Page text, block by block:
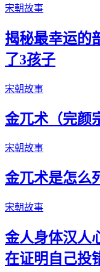
宋朝故事
揭秘最幸运的
了3孩子
宋朝故事
金兀术（完颜
宋朝故事
金兀术是怎么
宋朝故事
金人身体汉人
在证明自己投